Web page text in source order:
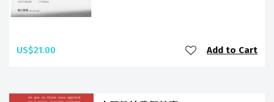
US$21.00 Add to Cart